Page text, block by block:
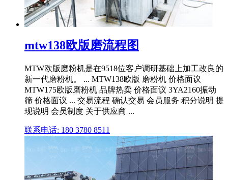
mtw138欧版磨流程图
MTW欧版磨粉机是在9518位客户调研基础上加工改良的
新一代磨粉机。 ... MTW138欧版 磨粉机 价格面议
MTW175欧版磨粉机 品牌热卖 价格面议 3YA2160振动
筛 价格面议 ... 交易流程 确认交易 会员服务 积分说明 提
现说明 会员制度 关于供应商 ...
联系电话: 180 3780 8511